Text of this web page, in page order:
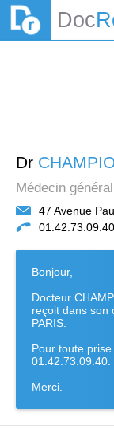
Doc
Dr
Médecin
47 Avenue
01.42.73.09.40
Bonjour,
Docteur
reçoit dans son
PARIS.
Pour toute
01.42.73.09.40.
Merci.